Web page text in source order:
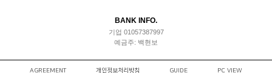
BANK INFO.
기업 01057387997
예금주: 백현보
AGREEMENT 개인정보처리방침 GUIDE PC VIEW